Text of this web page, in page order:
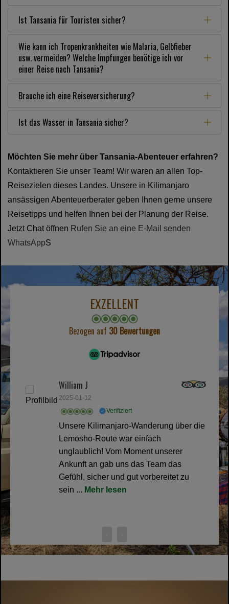
Ist Tansania für Touristen sicher?
Wie kann ich Tropenkrankheiten wie Malaria, Gelbfieber
usw. vermeiden? Welche Impfungen benötige ich vor
einer Reise nach Tansania?
Brauche ich eine Reiseversicherung?
Ist das Wasser in Tansania sicher?
Möchten Sie mehr über Tansania-Abenteuer erfahren?
Kontaktieren Sie unser Team! Wir waren an allen Top-
Reisezielen dieses Landes. Unsere in Kilimanjaro
ansässigen Abenteuerberater geben Ihnen gerne unsere
Reisetipps und helfen Ihnen bei der Planung der Reise.
Jetzt Chat öffnen Rufen Sie an eine E-Mail senden
WhatsAppS
EXZELLENT
Bezogen auf 30 Bewertungen
William J
2025-01-12
Verifiziert
Unsere Kilimanjaro-Wanderung über die
Lemosho-Route war einfach
unglaublich! Vom Moment unserer
Ankunft an gab uns das Team das
Gefühl, sicher und gut vorbereitet zu
sein ... Mehr lesen